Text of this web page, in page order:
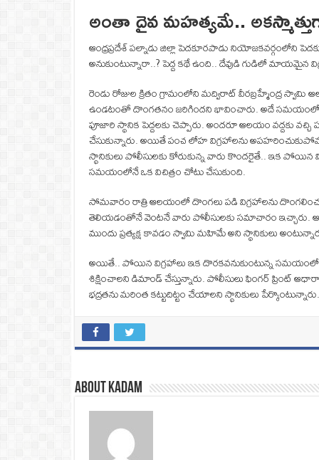
అంతా దైవ మహత్యమే.. అకస్మాత్తుగా
ఆంధ్రప్రదేశ్‌ పల్నాడు జిల్లా పెదకూరపాడు నియోజకవర్గంలోని
అనుకుంటున్నారా..? పెద్ద కథే ఉంది.. దేవుడి గుడిలో మాయమైన
రెండు రోజుల క్రితం గ్రామంలోని మద్విరాట్ వీరబ్రహ్మేంద్ర
ఉండటంతో దొంగతనం జరిగిందని భావించారు. అదే సమయంలో
పూజారి స్థానిక పెద్దలకు చెప్పారు. అందరూ ఆలయం వద్దకు
చేసుకున్నారు. అయితే పంచ లోహ విగ్రహాలను
స్థానికులు పోలీసులకు కోరుకున్న వారు కొందరైతే.. ఇక
సమయంలోనే ఒక విచిత్రం చోటు చేసుకుంది.
సోమవారం రాత్రి ఆలయంలో దొంగలు పడి విగ్రహాలను
తెలియడంతోనే వెంటనే వారు పోలీసులకు సమాచారం ఇచ్చారు.
ముందు ప్రత్యక్ష కావడం స్వామి మహిమే అని స్థానికులు
అయితే.. పోయిన విగ్రహాలు ఇక దొరకవనుకుంటున్న సమయంలోనే
శిక్షించాలని డిమాండ్ చేస్తున్నారు. పోలీసులు ఫింగర్ ప్రింట్
భద్రతను మరింత కట్టుదిట్టం చేయాలని స్థానికులు
About Kadam